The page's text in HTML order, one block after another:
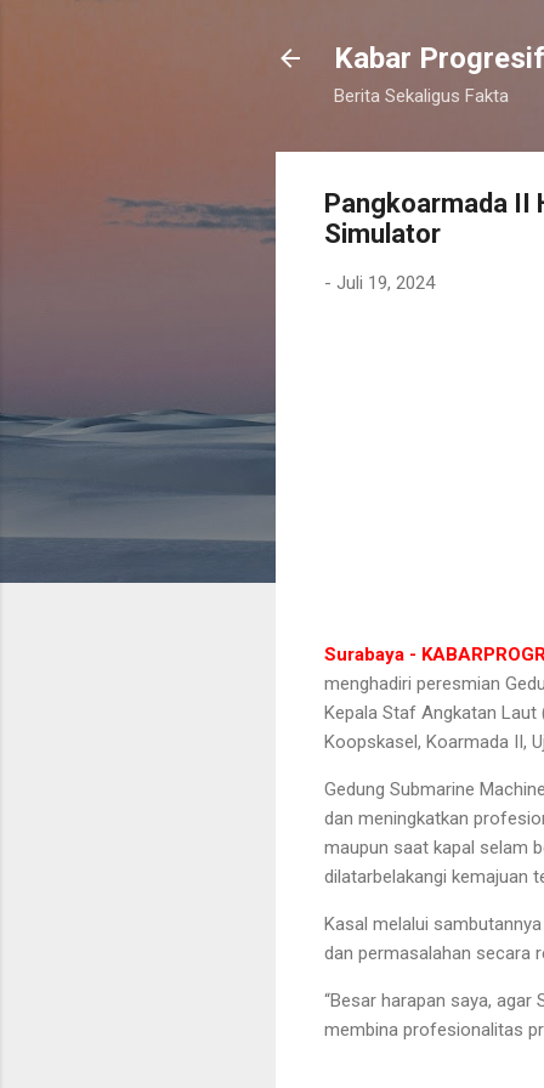
Kabar Progresif
Berita Sekaligus Fakta
Pangkoarmada II
Simulator
- Juli 19, 2024
Surabaya -
menghadiri peresmian
Kepala Staf Angkatan Laut
Koopskasel, Koarmada II,
Gedung Submarine
dan meningkatkan
maupun saat kapal selam
dilatarbelakangi kemajuan
Kasal melalui
dan permasalahan secara
“Besar harapan saya,
membina profesionalitas